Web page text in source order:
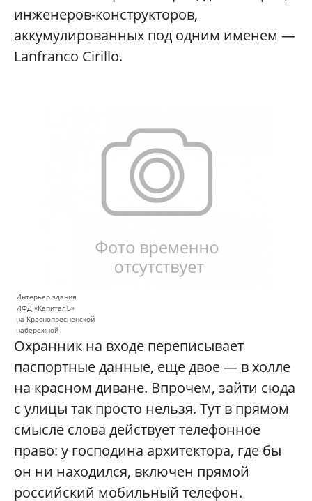
инженеров-конструкторов,
аккумулированных под одним именем —
Lanfranco Cirillo.
Интерьер здания
ИФД «КапиталЪ»
на Краснопресненской
набережной
Охранник на входе переписывает
паспортные данные, еще двое — в холле
на красном диване. Впрочем, зайти сюда
с улицы так просто нельзя. Тут в прямом
смысле слова действует телефонное
право: у господина архитектора, где бы
он ни находился, включен прямой
российский мобильный телефон.